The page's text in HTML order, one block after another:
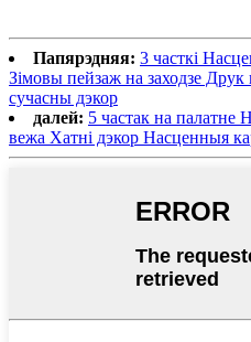
Папярэдняя: 3 часткі
Зімовы пейзаж на заходзе
сучасны дэкор
далей: 5 частак на палатне
вежа Хатні дэкор Насценныя